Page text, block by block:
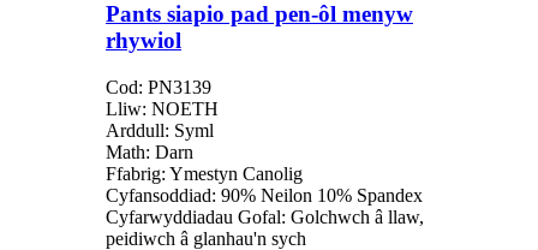
Pants siapio pad pen-ôl menyw
rhywiol
Cod: PN3139
Lliw: NOETH
Arddull: Syml
Math: Darn
Ffabrig: Ymestyn Canolig
Cyfansoddiad: 90% Neilon 10% Spandex
Cyfarwyddiadau Gofal: Golchwch â llaw,
peidiwch â glanhau'n sych